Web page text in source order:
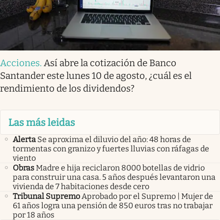
Acciones. Así abre la cotización de Banco
Santander este lunes 10 de agosto, ¿cuál es el
rendimiento de los dividendos?
Las más leidas
Alerta Se aproxima el diluvio del año: 48 horas de
tormentas con granizo y fuertes lluvias con ráfagas de
viento
ObrasMadre e hija reciclaron 8000 botellas de vidrio
para construir una casa. 5 años después levantaron una
vivienda de 7 habitaciones desde cero
Tribunal SupremoAprobado por el Supremo | Mujer de
61 años logra una pensión de 850 euros tras no trabajar
por 18 años